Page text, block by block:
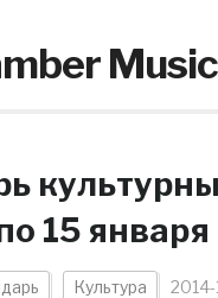
15 января
Культура 2014-